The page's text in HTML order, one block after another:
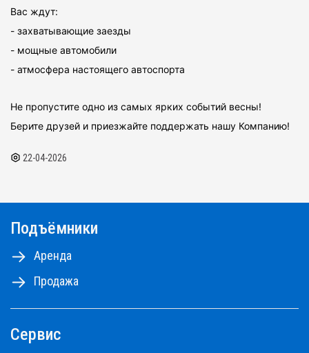
Вас ждут:
- захватывающие заезды
- мощные автомобили
- атмосфера настоящего автоспорта
Не пропустите одно из самых ярких событий весны!
Берите друзей и приезжайте поддержать нашу Компанию!
22-04-2026
Подъёмники
Аренда
Продажа
Сервис